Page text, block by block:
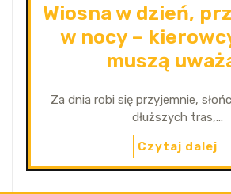
Wiosna w dzień,
w nocy –
muszą
Za dnia robi się przyjemnie,
dłuższych tras,…
Czytaj dalej